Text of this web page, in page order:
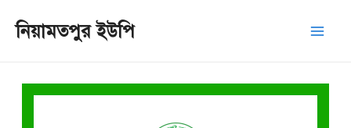
নিয়ামতপুর ইউপি